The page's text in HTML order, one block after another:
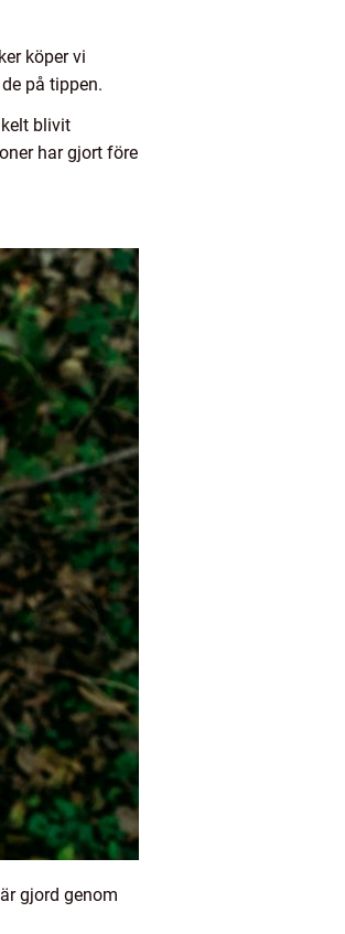
köper vi
på tippen.
blivit
har gjort före
gjord genom